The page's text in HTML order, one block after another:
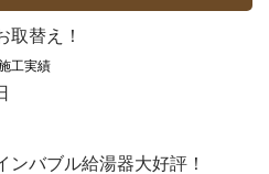
取替え！
工実績
ンバブル給湯器大好評！